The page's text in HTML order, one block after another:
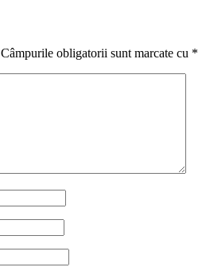
Câmpurile obligatorii sunt marcate cu *